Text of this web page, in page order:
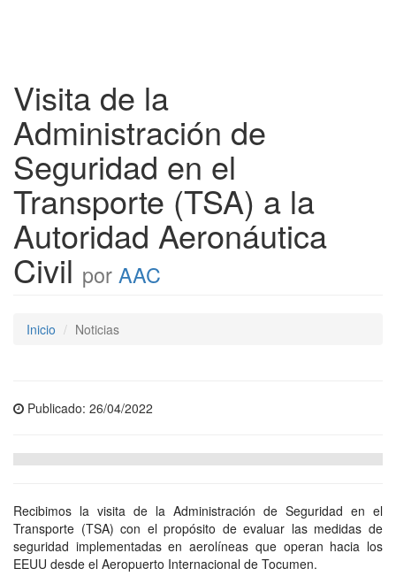
Visita de la
Administración de
Seguridad en el
Transporte (TSA) a la
Autoridad Aeronáutica
Civil por AAC
Inicio Noticias
Publicado: 26/04/2022
Recibimos la visita de la Administración de Seguridad en el
Transporte (TSA) con el propósito de evaluar las medidas de
seguridad implementadas en aerolíneas que operan hacia los
EEUU desde el Aeropuerto Internacional de Tocumen.